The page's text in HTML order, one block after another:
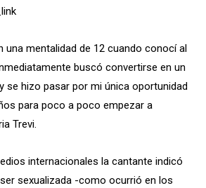
una mentalidad de 12 cuando conocí al
buscó convertirse en un
se hizo pasar por mi única oportunidad
para poco a poco empezar a
Trevi.
internacionales la cantante indicó
sexualizada -como ocurrió en los